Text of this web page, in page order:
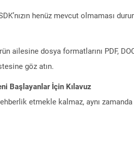
henüz mevcut olmaması
dosya formatlarını PDF,
göz atın.
Başlayanlar İçin Kılavuz
etmekle kalmaz, aynı